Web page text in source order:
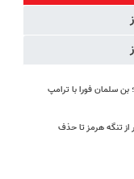
بن سلمان فورا با ترامپ
از تنگه هرمز تا حذف